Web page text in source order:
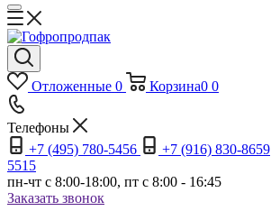
Отложенные 0 Корзина0 0
Телефоны
+7 (495) 780-5456
+7 (916) 830-8659
5515
пн-чт c 8:00-18:00, пт с 8:00 - 16:45
Заказать звонок